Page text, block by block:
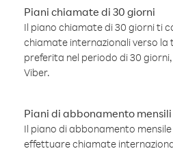
Piani chiamate di 30 giorni
Il piano chiamate di 30 giorni ti
chiamate internazionali verso la
preferita nel periodo di 30
Viber.
Piani di abbonamento mensili
Il piano di abbonamento
effettuare chiamate